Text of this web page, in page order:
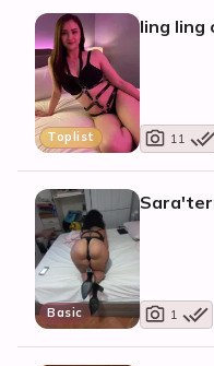
Toplist
ling ling
11
Basic 1